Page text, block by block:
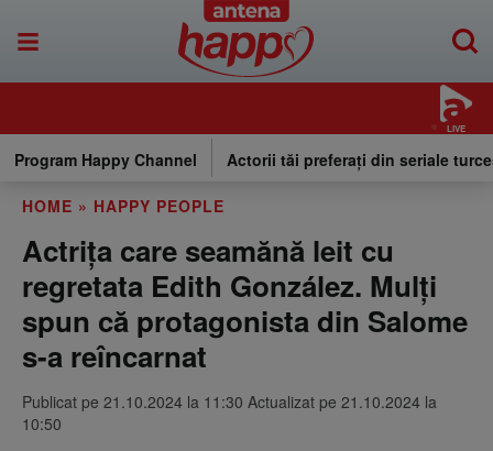
LIVE
Program Happy Channel Actorii tăi preferați din seriale
HOME » HAPPY PEOPLE
Actrița care seamănă leit cu
regretata Edith González. Mulți
spun că protagonista din Salome
s-a reîncarnat
Publicat pe 21.10.2024 la 11:30 Actualizat pe 21.10.2024 la
10:50